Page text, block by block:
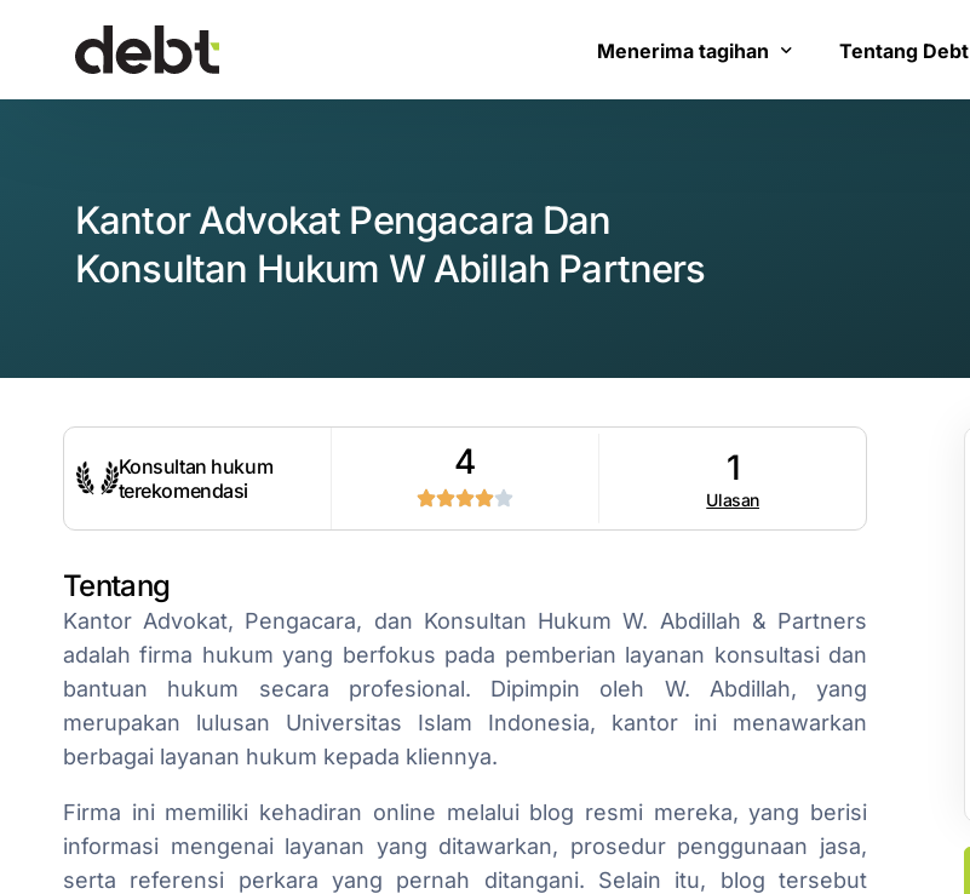
Menerima tagihan
Konfirmasi pembayaran
Tentang Debt
Kantor Advokat Pengacara Dan
Konsultan Hukum W Abillah Partners
Konsultan hukum
terekomendasi
4 1
Ulasan
Tentang
Kantor Advokat, Pengacara, dan Konsultan Hukum W. Abdillah & Partners
adalah firma hukum yang berfokus pada pemberian layanan konsultasi dan
bantuan hukum secara profesional. Dipimpin oleh W. Abdillah, yang
merupakan lulusan Universitas Islam Indonesia, kantor ini menawarkan
berbagai layanan hukum kepada kliennya.
Firma ini memiliki kehadiran online melalui blog resmi mereka, yang berisi
informasi mengenai layanan yang ditawarkan, prosedur penggunaan jasa,
serta referensi perkara yang pernah ditangani. Selain itu, blog tersebut